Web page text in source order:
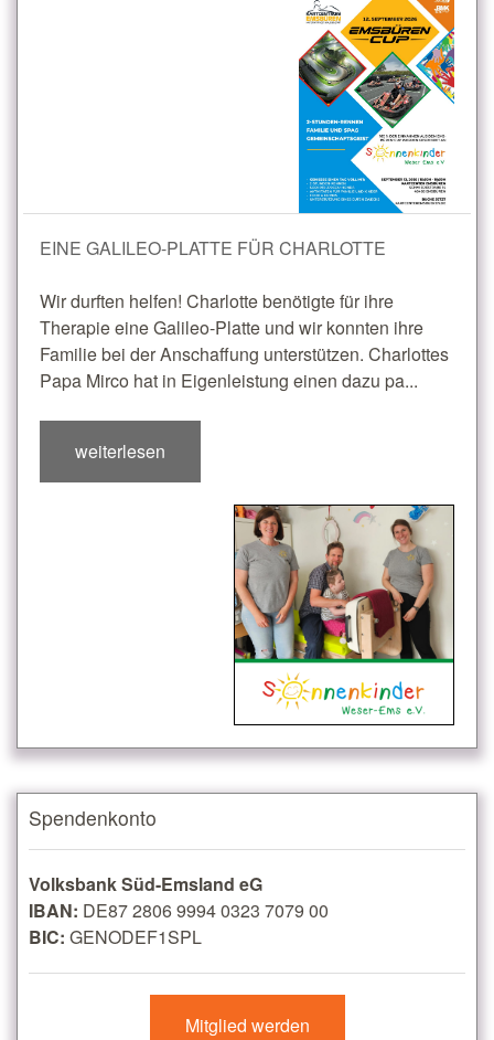
EINE GALILEO-PLATTE FÜR CHARLOTTE
Wir durften helfen! Charlotte benötigte für ihre
Therapie eine Galileo-Platte und wir konnten ihre
Familie bei der Anschaffung unterstützen. Charlottes
Papa Mirco hat in Eigenleistung einen dazu pa...
weiterlesen
Spendenkonto
Volksbank Süd-Emsland eG
IBAN: DE87 2806 9994 0323 7079 00
BIC: GENODEF1SPL
Mitglied werden